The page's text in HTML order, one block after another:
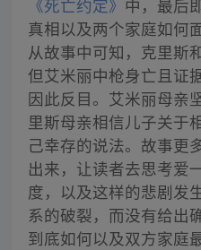
《死亡约定》 中，最后
真相以及两个家庭如何
从故事中可知，克里斯
但艾米丽中枪身亡且证
因此反目。艾米丽母亲
里斯母亲相信儿子关于
己幸存的说法。故事更
出来，让读者去思考爱
度，以及这样的悲剧发
系的破裂，而没有给出
到底如何以及双方家庭